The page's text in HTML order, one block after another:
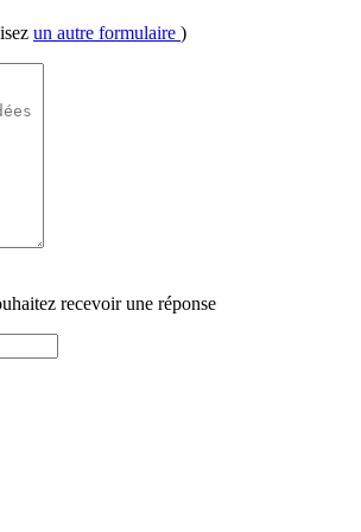
un autre formulaire )
recevoir une réponse